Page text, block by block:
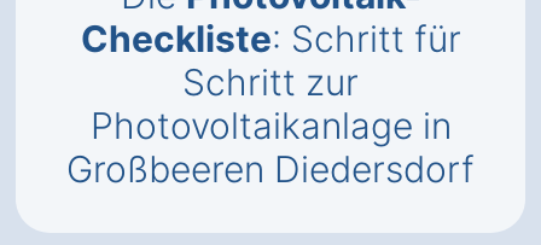
Checkliste: Schritt für
Schritt zur
Photovoltaikanlage in
Großbeeren Diedersdorf